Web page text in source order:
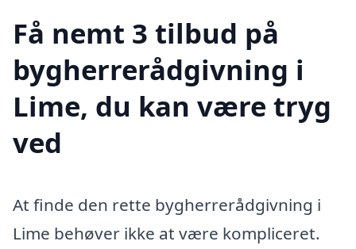
Få nemt 3 tilbud på
bygherrerådgivning i
Lime, du kan være tryg
ved
At finde den rette bygherrerådgivning i
Lime behøver ikke at være kompliceret.